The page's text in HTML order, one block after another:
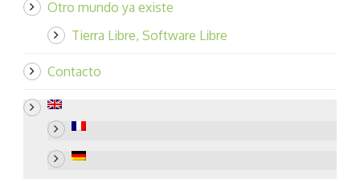
Otro mundo ya existe
Tierra Libre, Software Libre
Contacto